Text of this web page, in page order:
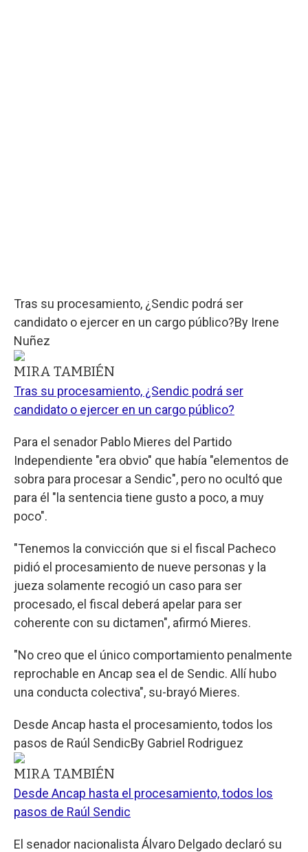
Tras su procesamiento, ¿Sendic podrá ser
candidato o ejercer en un cargo público?By Irene
Nuñez
MIRA TAMBIÉN
Tras su procesamiento, ¿Sendic podrá ser
candidato o ejercer en un cargo público?
Para el senador Pablo Mieres del Partido
Independiente "era obvio" que había "elementos de
sobra para procesar a Sendic", pero no ocultó que
para él "la sentencia tiene gusto a poco, a muy
poco".
"Tenemos la convicción que si el fiscal Pacheco
pidió el procesamiento de nueve personas y la
jueza solamente recogió un caso para ser
procesado, el fiscal deberá apelar para ser
coherente con su dictamen", afirmó Mieres.
"No creo que el único comportamiento penalmente
reprochable en Ancap sea el de Sendic. Allí hubo
una conducta colectiva", su-brayó Mieres.
Desde Ancap hasta el procesamiento, todos los
pasos de Raúl SendicBy Gabriel Rodriguez
MIRA TAMBIÉN
Desde Ancap hasta el procesamiento, todos los
pasos de Raúl Sendic
El senador nacionalista Álvaro Delgado declaró su